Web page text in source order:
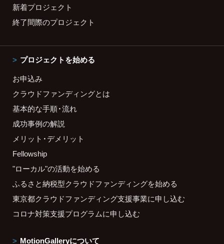
新着プロジェクト
終了間際のプロジェクト
プロジェクトを始める
お申込み
クラウドファンディングとは
基本的な手順・流れ
成功事例の解説
メリット・デメリット
Fellowship
"ローカル"の活動を始める
ふるさと納税型クラウドファンディングを始める
東京都クラウドファンディング支援事業に申し込む
コロナ対策支援プログラムに申し込む
MotionGalleryについて